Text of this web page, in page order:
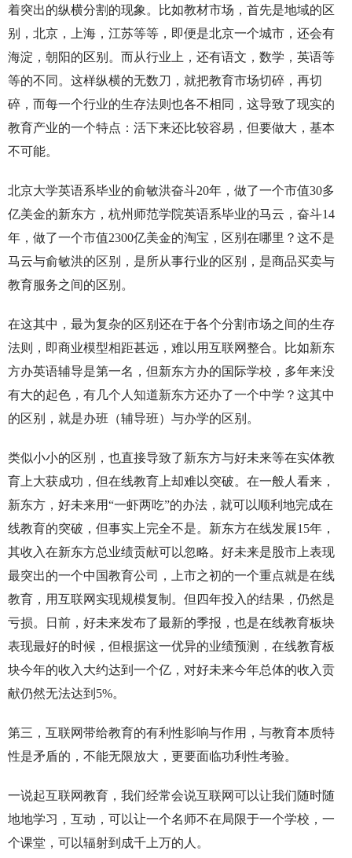
着突出的纵横分割的现象。比如教材市场，首先是地域的区
别，北京，上海，江苏等等，即便是北京一个城市，还会有
海淀，朝阳的区别。而从行业上，还有语文，数学，英语等
等的不同。这样纵横的无数刀，就把教育市场切碎，再切
碎，而每一个行业的生存法则也各不相同，这导致了现实的
教育产业的一个特点：活下来还比较容易，但要做大，基本
不可能。
北京大学英语系毕业的俞敏洪奋斗20年，做了一个市值30多
亿美金的新东方，杭州师范学院英语系毕业的马云，奋斗14
年，做了一个市值2300亿美金的淘宝，区别在哪里？这不是
马云与俞敏洪的区别，是所从事行业的区别，是商品买卖与
教育服务之间的区别。
在这其中，最为复杂的区别还在于各个分割市场之间的生存
法则，即商业模型相距甚远，难以用互联网整合。比如新东
方办英语辅导是第一名，但新东方办的国际学校，多年来没
有大的起色，有几个人知道新东方还办了一个中学？这其中
的区别，就是办班（辅导班）与办学的区别。
类似小小的区别，也直接导致了新东方与好未来等在实体教
育上大获成功，但在线教育上却难以突破。在一般人看来，
新东方，好未来用“一虾两吃”的办法，就可以顺利地完成在
线教育的突破，但事实上完全不是。新东方在线发展15年，
其收入在新东方总业绩贡献可以忽略。好未来是股市上表现
最突出的一个中国教育公司，上市之初的一个重点就是在线
教育，用互联网实现规模复制。但四年投入的结果，仍然是
亏损。日前，好未来发布了最新的季报，也是在线教育板块
表现最好的时候，但根据这一优异的业绩预测，在线教育板
块今年的收入大约达到一个亿，对好未来今年总体的收入贡
献仍然无法达到5%。
第三，互联网带给教育的有利性影响与作用，与教育本质特
性是矛盾的，不能无限放大，更要面临功利性考验。
一说起互联网教育，我们经常会说互联网可以让我们随时随
地地学习，互动，可以让一个名师不在局限于一个学校，一
个课堂，可以辐射到成千上万的人。